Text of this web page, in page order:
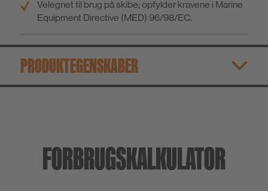
Velegnet til brug på skibe; opfylder kravene i Marine
Equipment Directive (MED) 96/98/EC.
PRODUKTEGENSKABER
FORBRUGSKALKULATOR